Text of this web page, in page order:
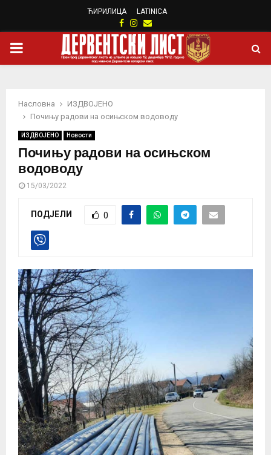
ЋИРИЛИЦА LATINICA
Facebook
Instagram
Email
PRIMARY
Насловна
ИЗДВОЈЕНО
Почињу радови на осињском водоводу
ИЗДВОЈЕНО Новости
Почињу радови на осињском
водоводу
15/03/2022
ПОДЈЕЛИ 0